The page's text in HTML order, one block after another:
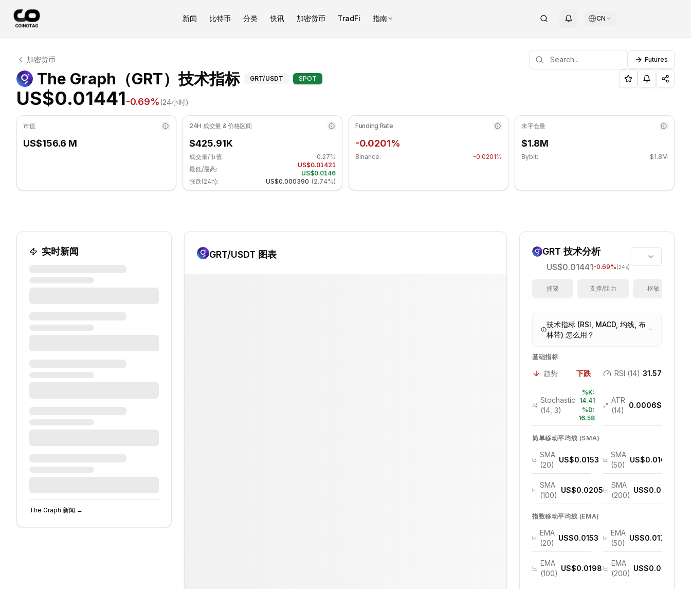
新闻 比特币 分类 快讯 加密货币 TradFi 指南 CN
The Graph 技术分析
The Graph 目前交易价格为 US$0.01441. RSI 指标为 31.57 处于中性区域. 日线趋势看跌. 重要支撑位: $0.014273, 阻力位: $0.014663.
加密货币 Futures
The Graph（GRT）技术指标The Graph（GRT）技术指标 - COINOTAG
GRT/USDT SPOT
US$0.01441-0.69%(24小时)
市值
US$156.6 M
24H 成交量 & 价格区间
$425.91K
成交量/市值:
0.27%
最低/最高:
US$0.01421
US$0.0146
涨跌(24h):
US$0.000390 (2.74%)
Funding Rate
-0.0201%
Binance: -0.0201%
未平仓量
$1.8M
Bybit: $1.8M
实时新闻
The Graph 新闻 →
GRT/USDT 图表 GRT 技术分析
US$0.01441-0.69%(24s)
摘要 支撑/阻力 枢轴
技术指标 (RSI, MACD, 均线, 布
林带) 怎么用？
基础指标
趋势 下跌 RSI (14) 31.57
Stochastic
(14, 3)
%K:
14.41
%D:
16.58
ATR
(14)
0.0006$
简单移动平均线 (SMA)
SMA
(20)
US$0.0153
SMA
(50)
US$0.0169
SMA
(100)
US$0.0205
SMA
(200)
US$0.0237
指数移动平均线 (EMA)
EMA
(20)
US$0.0153
EMA
(50)
US$0.0170
EMA
(100)
US$0.0198
EMA
(200)
US$0.0280